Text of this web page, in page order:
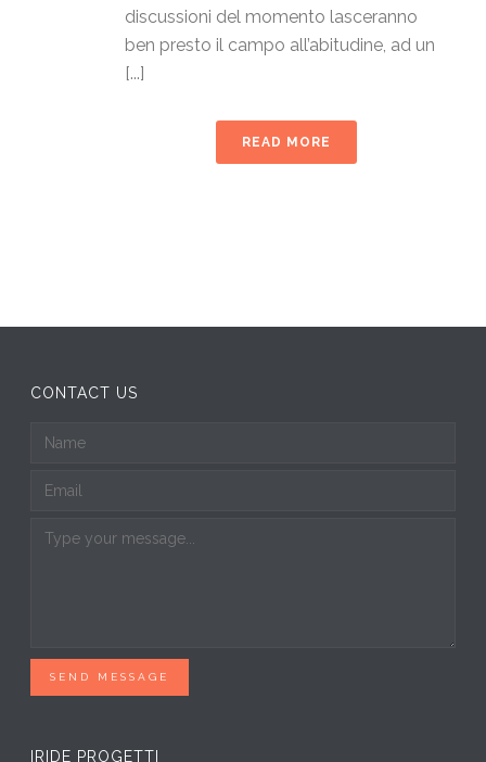
discussioni del momento lasceranno
ben presto il campo all’abitudine, ad un
[...]
READ MORE
CONTACT US
SEND MESSAGE
IRIDE PROGETTI